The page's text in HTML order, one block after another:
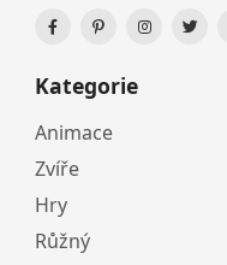
Kategorie
Animace
Zvíře
Hry
Růžný